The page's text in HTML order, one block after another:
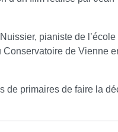
pianiste de
de Vienne
de primaires de faire la